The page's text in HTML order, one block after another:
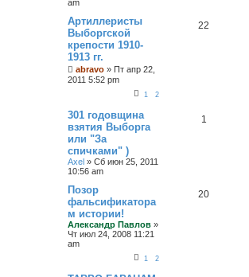
am
Артиллеристы
Выборгской
крепости 1910-
1913 гг.
abravo » Пт апр 22,
2011 5:52 pm
1 2
22
301 годовщина
взятия Выборга
или "За
спичками" )
Axel » Сб июн 25, 2011
10:56 am
1
Позор
фальсификатора
м истории!
Александр Павлов »
Чт июл 24, 2008 11:21
am
1 2
20